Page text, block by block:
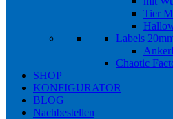
Tier
Labels
Chaotic
SHOP
KONFIGURATOR
BLOG
Nachbestellen